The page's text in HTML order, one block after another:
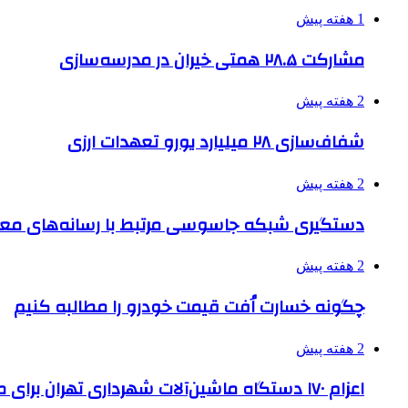
1 هفته پیش
مشارکت ۲۸.۵ همتی خیران در مدرسه‌سازی
2 هفته پیش
شفاف‌سازی ۲۸ میلیارد یورو تعهدات ارزی
2 هفته پیش
دستگیری شبکه جاسوسی مرتبط با رسانه‌های
2 هفته پیش
چگونه خسارت اُفت قیمت خودرو را مطالبه کنیم
2 هفته پیش
اعزام ۱۷۰ دستگاه ماشین‌آلات شهرداری تهران برای مراسم اربعین